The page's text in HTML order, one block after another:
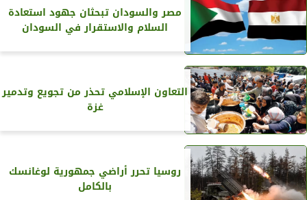
مصر والسودان تبحثان جهود استعادة
السلام والاستقرار في السودان
التعاون الإسلامي تحذر من تجويع وتدمير
غزة
روسيا تحرر أراضي جمهورية لوغانسك
بالكامل